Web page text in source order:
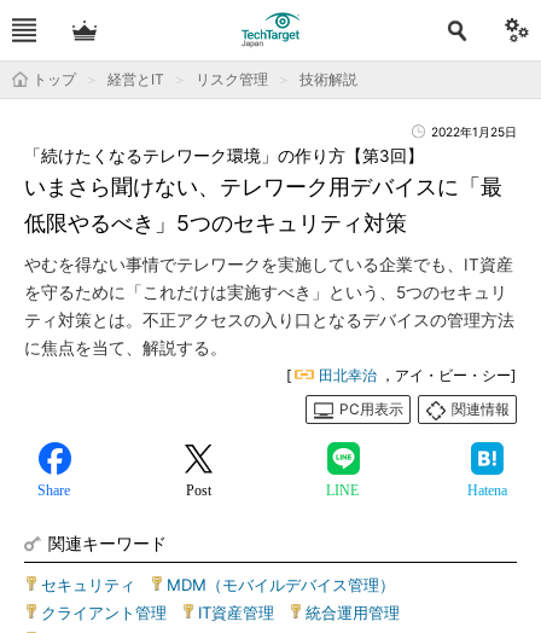
トップ 経営とIT リスク管理 技術解説
2022年1月25日
いまさら聞けない、テレワーク用デバイスに「最
低限やるべき」5つのセキュリティ対策
「続けたくなるテレワーク環境」の作り方【第3回】
やむを得ない事情でテレワークを実施している企業でも、IT資産
を守るために「これだけは実施すべき」という、5つのセキュリ
ティ対策とは。不正アクセスの入り口となるデバイスの管理方法
に焦点を当て、解説する。
[ 田北幸治 ，アイ・ビー・シー]
PC用表示
関連情報
Share Post LINE Hatena
関連キーワード
セキュリティ MDM（モバイルデバイス管理）
クライアント管理
IT資産管理 統合運用管理